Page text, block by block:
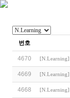
번호
4670 [N.Learning]
4669 [N.Learning]
4668 [N.Learning]